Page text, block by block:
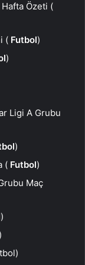
Özeti (
( Futbol)
)
Ligi A Grubu
)
( Futbol)
Maç
)
)